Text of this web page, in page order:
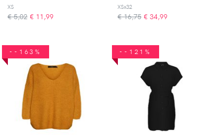
XS
€ 5,02 € 11,99
XSx32
€ 16,75 € 34,99
--163% --121%